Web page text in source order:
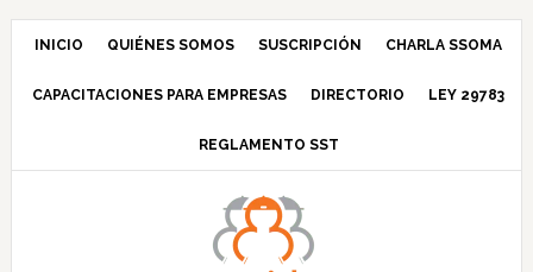
Saltar
navegación
Saltar
principal
Saltar
barra
principal
Saltar
INICIO QUIÉNES SOMOS SUSCRIPCIÓN CHARLA SSOMA
CAPACITACIONES PARA EMPRESAS DIRECTORIO LEY 29783
REGLAMENTO SST